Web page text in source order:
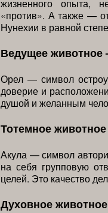
жизненного опыта,
«против». А также —
Нунехии в равной
Ведущее
Орел — символ
доверие и
душой и желанным
Тотемное
Акула — символ
на себя групповую
целей. Это качество
Духовное